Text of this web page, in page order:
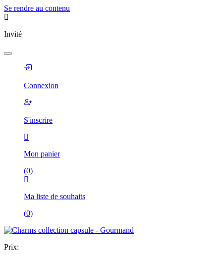
Se rendre au contenu
Invité
Connexion
S'inscrire
Mon panier
(0)
Ma liste de souhaits
(0)
Prix: